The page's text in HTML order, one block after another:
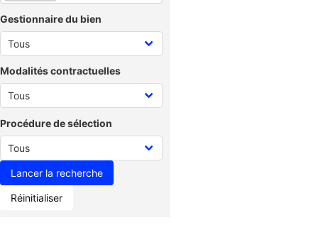
Gestionnaire du bien
Modalités contractuelles
Procédure de sélection
Réinitialiser